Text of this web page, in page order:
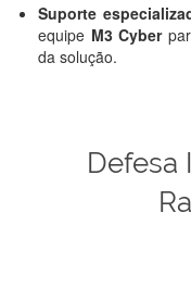
Suporte
equipe M3 Cyber
da solução.
Defesa